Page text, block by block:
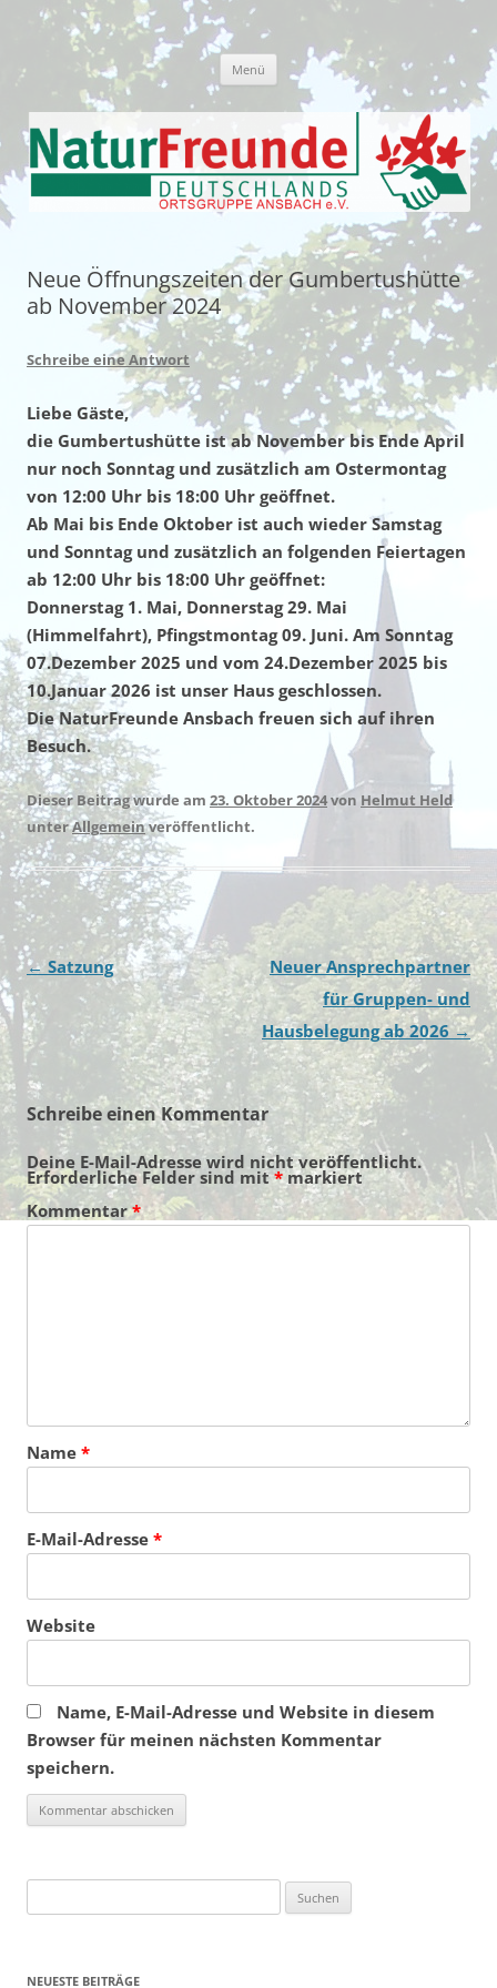
Zum
Inhalt
springenNaturfreunde Deutschlands –
Ortsgruppe Ansbach
Menü
Neue Öffnungszeiten der Gumbertushütte
ab November 2024
Schreibe eine Antwort
Liebe Gäste,
die Gumbertushütte ist ab November bis Ende April
nur noch Sonntag und zusätzlich am Ostermontag
von 12:00 Uhr bis 18:00 Uhr geöffnet.
Ab Mai bis Ende Oktober ist auch wieder Samstag
und Sonntag und zusätzlich an folgenden Feiertagen
ab 12:00 Uhr bis 18:00 Uhr geöffnet:
Donnerstag 1. Mai, Donnerstag 29. Mai
(Himmelfahrt), Pfingstmontag 09. Juni. Am Sonntag
07.Dezember 2025 und vom 24.Dezember 2025 bis
10.Januar 2026 ist unser Haus geschlossen.
Die NaturFreunde Ansbach freuen sich auf ihren
Besuch.
Dieser Beitrag wurde am 23. Oktober 2024von Helmut Held
unterAllgemeinveröffentlicht.
Beitragsnavigation
← Satzung
Neuer Ansprechpartner
für Gruppen- und
Hausbelegung ab 2026→
Schreibe einen Kommentar
Deine E-Mail-Adresse wird nicht veröffentlicht.
Erforderliche Felder sind mit*markiert
Kommentar*
Name *
E-Mail-Adresse *
Website
Name, E-Mail-Adresse und Website in diesem
Browser für meinen nächsten Kommentar
speichern.
nach:
NEUESTE BEITRÄGE